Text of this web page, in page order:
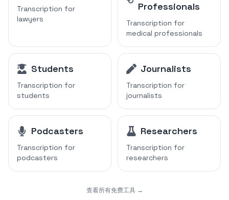
Transcription for
lawyers
Professionals
Transcription for
medical professionals
Students
Transcription for
students
Journalists
Transcription for
journalists
Podcasters
Transcription for
podcasters
Researchers
Transcription for
researchers
查看所有免费工具 →